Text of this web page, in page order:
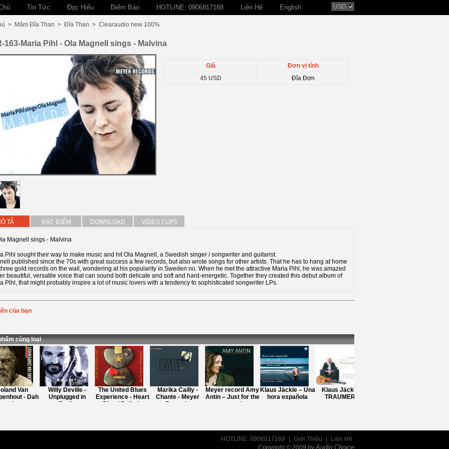
Tin Tức Đọc Hiểu Điểm Báo HOTLINE: 0906817168 Liên Hệ English
> Mâm Đĩa Than > Đĩa Than > Clearaudio new 100%
163-Maria Pihl - Ola Magnell sings - Malvina
Giá
Đơn vị tính
45 USD
Đĩa Đơn
TẢ ĐẶC ĐIỂM DOWNLOAD VIDEO CLIPS
Pihl ​​sought their way to make music and hit Ola Magnell, a Swedish singer / songwriter and guitarist.
published since the 70s with great success a few records, but also wrote songs for other artists. That he has to hang at home
gold records on the wall, wondering at his popularity in Sweden no. When he met the attractive Maria Pihl, he was amazed
beautiful, versatile voice that can sound both delicate and soft and hard-energetic. Together they created this debut album of
Pihl, that might probably inspire a lot of music lovers with a tendency to sophisticated songwriter LPs.
của bạn
: cùng loại
Van
- Dah
iz - a -
Willy Deville -
Unplugged in
Berlin
The United Blues
Experience - Heart
Blood Ballads
Marika Cailly -
Chante - Meyer
Records
Meyer record Amy
Antin – Just for the
record
Klaus Jäckle – Una
hora española
Klaus Jäckle –
TRAUMEREI
HOTLINE: 0906817168 Giới Thiệu
Liên Hệ
Copyright © 2009 byAudio Choice